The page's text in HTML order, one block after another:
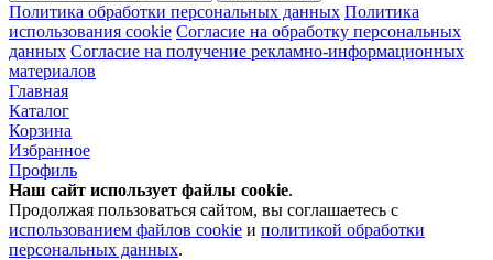
Политика обработки персональных данных Политика
использования cookie Согласие на обработку персональных
данных Согласие на получение рекламно-информационных
материалов
Главная
Каталог
Корзина
Избранное
Профиль
Наш сайт использует файлы cookie.
Продолжая пользоваться сайтом, вы соглашаетесь с
использованием файлов cookie и политикой обработки
персональных данных.